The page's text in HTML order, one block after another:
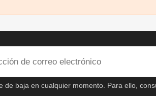
de baja en cualquier momento. Para ello,